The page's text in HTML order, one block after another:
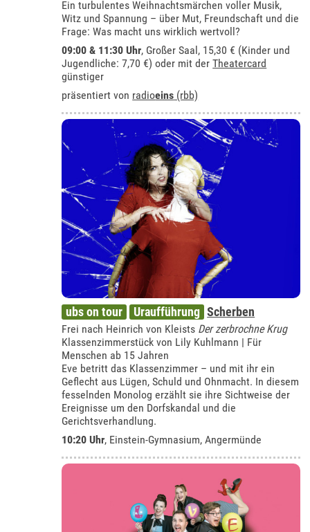
Ein turbulentes Weihnachtsmärchen voller Musik,
Witz und Spannung – über Mut, Freundschaft und die
Frage: Was macht uns wirklich wertvoll?
09:00 & 11:30 Uhr, Großer Saal , 15,30 € (Kinder und
Jugendliche: 7,70 €) oder mit derTheatercard
günstiger
präsentiert von radioeins (rbb)
ubs on tour Uraufführung Scherben
Frei nach Heinrich von Kleists Der zerbrochne Krug
Klassenzimmerstück von Lily Kuhlmann | Für
Menschen ab 15 Jahren
Eve betritt das Klassenzimmer – und mit ihr ein
Geflecht aus Lügen, Schuld und Ohnmacht. In diesem
fesselnden Monolog erzählt sie ihre Sichtweise der
Ereignisse um den Dorfskandal und die
Gerichtsverhandlung.
10:20 Uhr, Einstein-Gymnasium, Angermünde